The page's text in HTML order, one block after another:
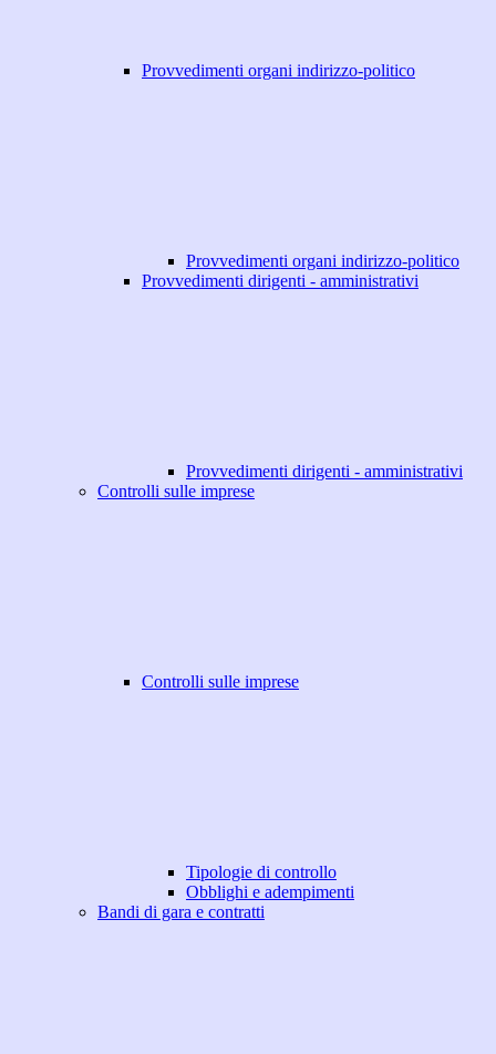
Provvedimenti organi indirizzo-politico
Provvedimenti organi indirizzo-politico
Provvedimenti dirigenti - amministrativi
Provvedimenti dirigenti - amministrativi
Controlli sulle imprese
Controlli sulle imprese
Tipologie di controllo
Obblighi e adempimenti
Bandi di gara e contratti